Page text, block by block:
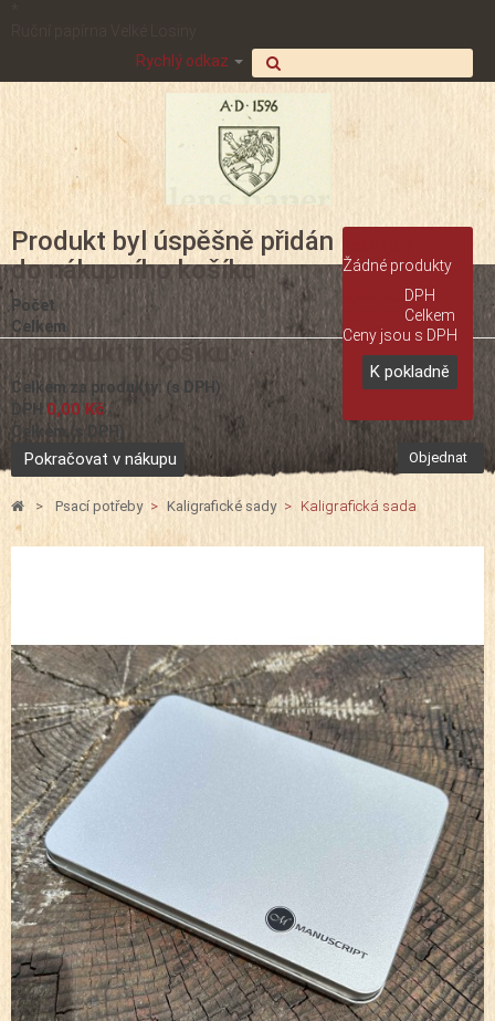
Rychlý odkaz
Žádné produkty
DPH
Celkem
Ceny jsou s DPH
K pokladně
Produkt byl úspěšně přidán
do nákupního košíku
Počet
Celkem
1 produkt v košíku.
Celkem za produkty: (s DPH)
DPH 0,00 Kč
Celkem (s DPH)
Pokračovat v nákupu Objednat
> Psací potřeby > Kaligrafické sady > Kaligrafická sada